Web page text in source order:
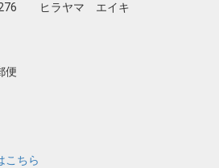
ヒラヤマ エイキ
便
こちら